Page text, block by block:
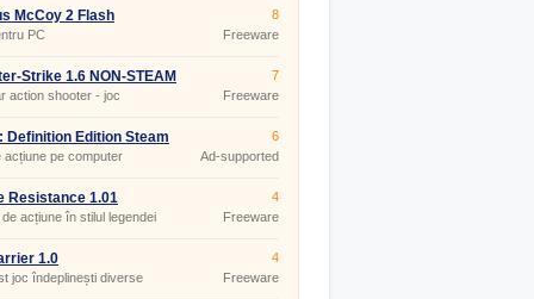
McCoy 2 Flash
PC
8
Freeware
Strike 1.6 NON-STEAM
action shooter - joc
7
Freeware
Definition Edition Steam
acțiune pe computer
6
Ad-supported
Resistance 1.01
de acțiune în stilul legendei
Invaders.
4
Freeware
1.0
joc îndeplinești diverse
cu un elicopter.
4
Freeware